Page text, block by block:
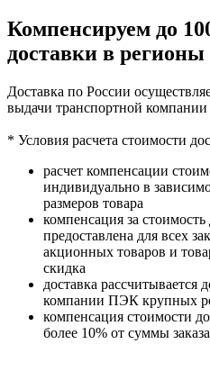
Компенсируем до
доставки в
Доставка по России
выдачи транспортной
* Условия расчета стоимости
расчет компенсации
индивидуально в
размеров товара
компенсация за
предоставлена для всех
акционных товаров и
скидка
доставка рассчитывается
компании ПЭК крупных
компенсация стоимости
более 10% от суммы заказа